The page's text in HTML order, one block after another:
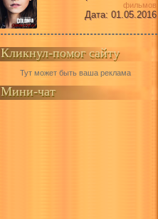
фильмов
Дата: 01.05.2016
Кликнул-помог сайту
Тут может быть ваша реклама
Мини-чат